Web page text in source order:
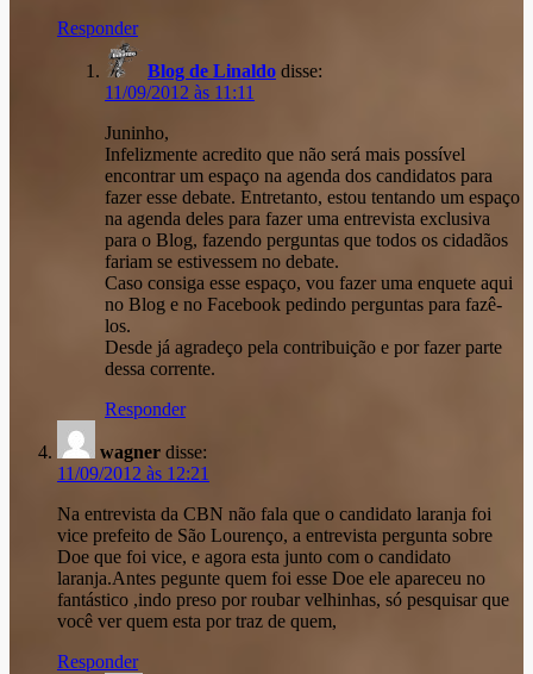
Responder
Blog de Linaldo disse:
11/09/2012 às 11:11
Juninho,
Infelizmente acredito que não será mais possível
encontrar um espaço na agenda dos candidatos para
fazer esse debate. Entretanto, estou tentando um espaço
na agenda deles para fazer uma entrevista exclusiva
para o Blog, fazendo perguntas que todos os cidadãos
fariam se estivessem no debate.
Caso consiga esse espaço, vou fazer uma enquete aqui
no Blog e no Facebook pedindo perguntas para fazê-
los.
Desde já agradeço pela contribuição e por fazer parte
dessa corrente.
Responder
wagner disse:
11/09/2012 às 12:21
Na entrevista da CBN não fala que o candidato laranja foi
vice prefeito de São Lourenço, a entrevista pergunta sobre
Doe que foi vice, e agora esta junto com o candidato
laranja.Antes pegunte quem foi esse Doe ele apareceu no
fantástico ,indo preso por roubar velhinhas, só pesquisar que
você ver quem esta por traz de quem,
Responder